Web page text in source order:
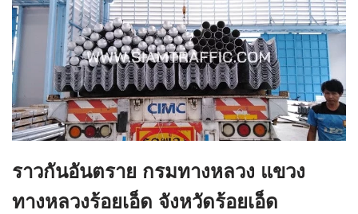
ราวกันอันตราย กรมทางหลวง แขวง
ทางหลวงร้อยเอ็ด จังหวัดร้อยเอ็ด